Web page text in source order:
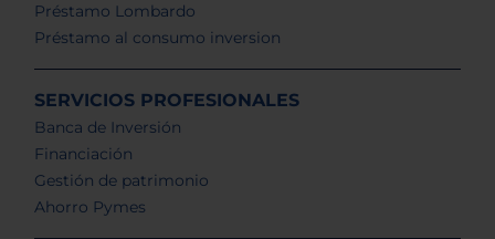
Préstamo Lombardo
Préstamo al consumo inversion
SERVICIOS PROFESIONALES
Banca de Inversión
Financiación
Gestión de patrimonio
Ahorro Pymes